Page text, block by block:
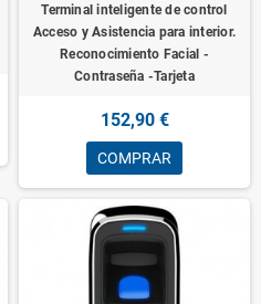
Terminal inteligente de control
Acceso y Asistencia para interior.
Reconocimiento Facial -
Contraseña -Tarjeta
152,90 €
COMPRAR